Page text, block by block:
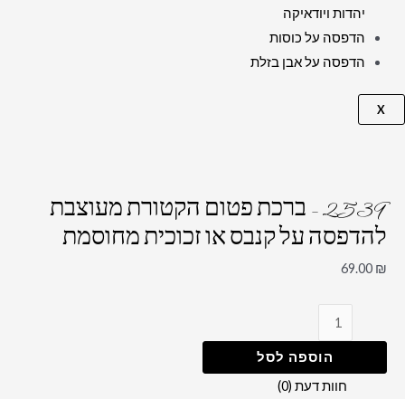
יהדות ויודאיקה
הדפסה על כוסות
הדפסה על אבן בזלת
X
2539 – ברכת פטום הקטורת מעוצבת
להדפסה על קנבס או זכוכית מחוסמת
69.00 ₪
הוספה לסל
חוות דעת (0)